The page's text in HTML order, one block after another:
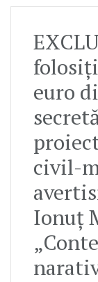
euro
civil-
Ionuț